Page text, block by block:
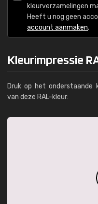
kleurverzamelingen
Heeft u nog geen
account aanmaken.
Kleurimpressie
Druk op het onderstaande
van deze RAL-kleur: